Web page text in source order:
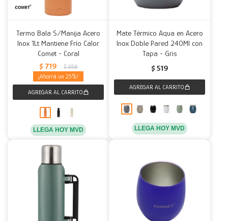
Termo Bala S/Manija Acero
Inox 1Lt Mantiene Frío Calor
Comet - Coral
$ 719 $ 959
25
LLEGA HOY MVD
Mate Térmico Aqua en Acero
Inox Doble Pared 240Ml con
Tapa - Gris
$ 519
LLEGA HOY MVD